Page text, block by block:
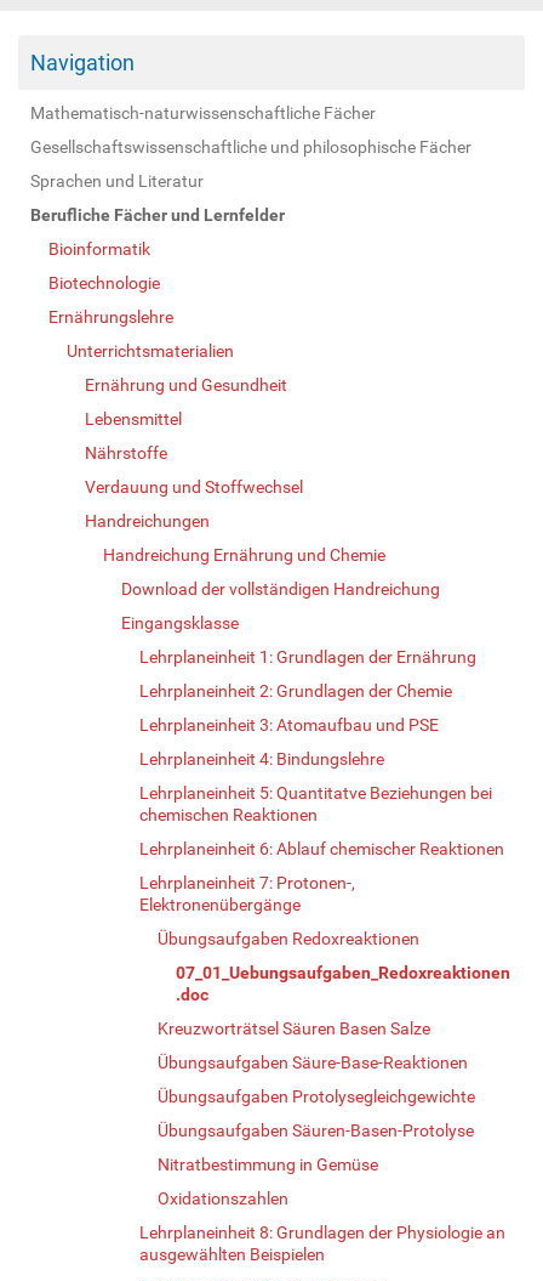
Navigation
Mathematisch-naturwissenschaftliche Fächer
Gesellschaftswissenschaftliche und philosophische Fächer
Sprachen und Literatur
Berufliche Fächer und Lernfelder
Bioinformatik
Biotechnologie
Ernährungslehre
Unterrichtsmaterialien
Ernährung und Gesundheit
Lebensmittel
Nährstoffe
Verdauung und Stoffwechsel
Handreichungen
Handreichung Ernährung und Chemie
Download der vollständigen Handreichung
Eingangsklasse
Lehrplaneinheit 1: Grundlagen der Ernährung
Lehrplaneinheit 2: Grundlagen der Chemie
Lehrplaneinheit 3: Atomaufbau und PSE
Lehrplaneinheit 4: Bindungslehre
Lehrplaneinheit 5: Quantitatve Beziehungen bei
chemischen Reaktionen
Lehrplaneinheit 6: Ablauf chemischer Reaktionen
Lehrplaneinheit 7: Protonen-,
Elektronenübergänge
Übungsaufgaben Redoxreaktionen
07_01_Uebungsaufgaben_Redoxreaktionen
.doc
Kreuzworträtsel Säuren Basen Salze
Übungsaufgaben Säure-Base-Reaktionen
Übungsaufgaben Protolysegleichgewichte
Übungsaufgaben Säuren-Basen-Protolyse
Nitratbestimmung in Gemüse
Oxidationszahlen
Lehrplaneinheit 8: Grundlagen der Physiologie an
ausgewählten Beispielen